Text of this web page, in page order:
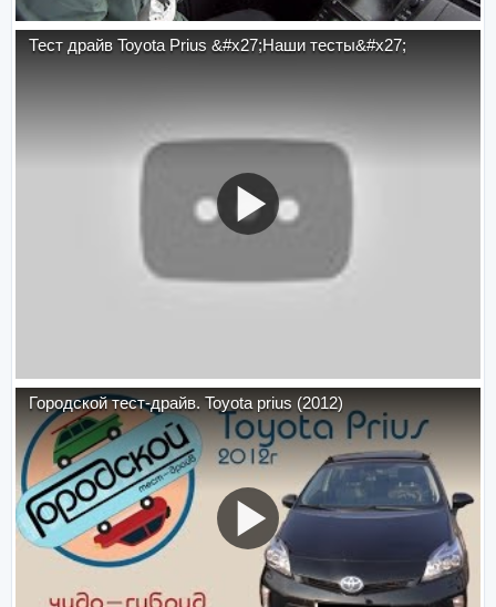
Тест драйв Toyota Prius &#x27;Наши тесты&#x27;
Городской тест-драйв. Toyota prius (2012)